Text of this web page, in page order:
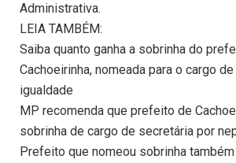
Administrativa.
LEIA TAMBÉM:
Saiba quanto ganha a sobrinha do
Cachoeirinha, nomeada para o cargo
igualdade
MP recomenda que prefeito de
sobrinha de cargo de secretária por
Prefeito que nomeou sobrinha